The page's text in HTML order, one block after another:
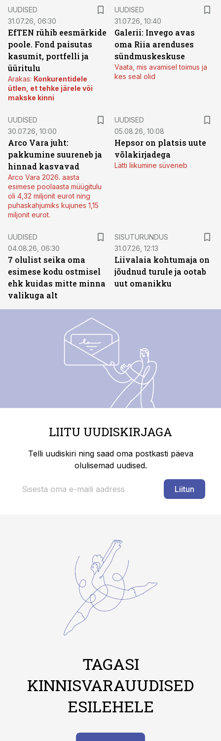
UUDISED
31.07.26, 06:30
EfTEN rühib eesmärkide
poole. Fond paisutas
kasumit, portfelli ja
üüritulu
Arakas: Konkurentidele
ütlen, et tehke järele või
makske kinni
UUDISED
31.07.26, 10:40
Galerii: Invego avas
oma Riia arenduses
sündmuskeskuse
Vaata, mis avamisel toimus ja
kes seal olid
UUDISED
30.07.26, 10:00
Arco Vara juht:
pakkumine suureneb ja
hinnad kasvavad
Arco Vara 2026. aasta
esimese poolaasta müügitulu
oli 4,32 miljonit eurot ning
puhaskahjumiks kujunes 1,15
miljonit eurot.
UUDISED
05.08.26, 10:08
Hepsor on platsis uute
võlakirjadega
Lätti liikumine süveneb
UUDISED
04.08.26, 06:30
7 olulist seika oma
esimese kodu ostmisel
ehk kuidas mitte minna
valikuga alt
SISUTURUNDUS
31.07.26, 12:13
Liivalaia kohtumaja on
jõudnud turule ja ootab
uut omanikku
LIITU UUDISKIRJAGA
Telli uudiskiri ning saad oma postkasti päeva
olulisemad uudised.
Liitun
TAGASI
KINNISVARAUUDISED
ESILEHELE